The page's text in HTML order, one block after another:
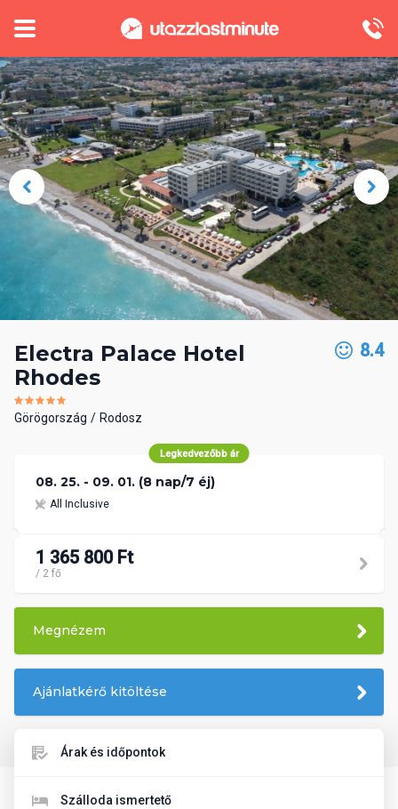
Electra Palace Hotel
Rhodes
Görögország Rodosz
8.4
Legkedvezőbb ár
08. 25. - 09. 01. (8 nap/7 éj)
All Inclusive
1 365 800 Ft
/ 2 fő
Megnézem
Ajánlatkérő kitöltése
Árak és időpontok
Szálloda ismertető